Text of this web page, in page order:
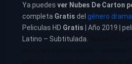
Ya puedes ver Nubes De Carton
completa Gratis del género drama
Peliculas HD Gratis | Año 2019 |
Latino – Subtitulada.